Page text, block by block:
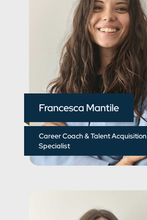
Francesca Mantile
Career Coach & Talent Acquisition
Specialist